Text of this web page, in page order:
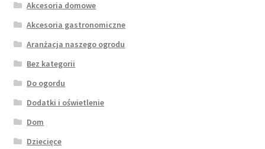
Akcesoria domowe
Akcesoria gastronomiczne
Aranżacja naszego ogrodu
Bez kategorii
Do ogordu
Dodatki i oświetlenie
Dom
Dziecięce